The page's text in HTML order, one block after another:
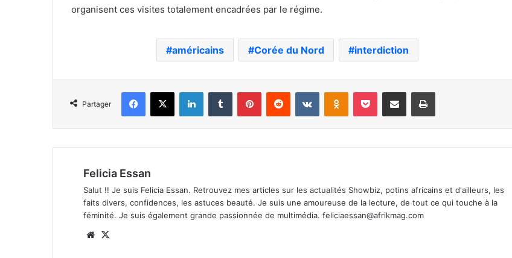
organisent ces visites totalement encadrées par le régime.
américains Corée du Nord interdiction
Partager
Facebook
X LinkedinTumblr PinterestReddit VKontakteOdnoklassniki
Pocket Partager par email Imprimer
Felicia Essan
Salut !! Je suis Felicia Essan. Retrouvez mes articles sur les actualités Showbiz, potins africains et d'ailleurs, les
faits divers, confidences, les astuces beauté. Je suis une amoureuse de la lecture, de tout ce qui touche à la
féminité. Je suis également grande passionnée de multimédia. feliciaessan@afrikmag.com
Website